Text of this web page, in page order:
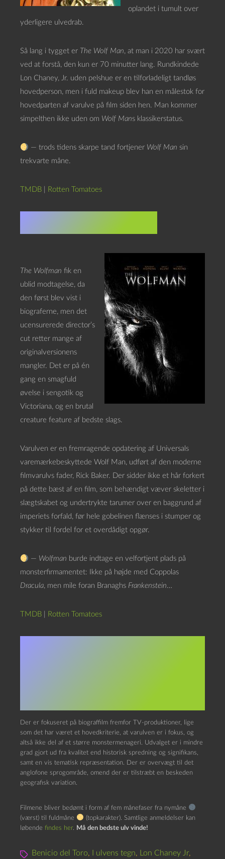
oplandet i tumult over
yderligere ulvedrab.
Så lang i tygget er The Wolf Man, at man i 2020 har svært
ved at forstå, den kun er 70 minutter lang. Rundkindede
Lon Chaney, Jr. uden pelshue er en tilforladeligt tandløs
hovedperson, men i fuld makeup blev han en målestok for
hovedparten af varulve på film siden hen. Man kommer
simpelthen ikke uden om Wolf Mans klassikerstatus.
— trods tidens skarpe tand fortjener Wolf Man sin
trekvarte måne.
TMDB Rotten Tomatoes
The Wolfman fik en
ublid modtagelse, da
den først blev vist i
biograferne, men det
ucensurerede director’s
cut retter mange af
originalversionens
mangler. Det er på én
gang en smagfuld
øvelse i sengotik og
Victoriana, og en brutal
creature feature af bedste slags.
Varulven er en fremragende opdatering af Universals
varemærkebeskyttede Wolf Man, udført af den moderne
filmvarulvs fader, Rick Baker. Der sidder ikke et hår forkert
på dette bæst af en film, som behændigt væver skeletter i
slægtskabet og undertrykte tarumer over en baggrund af
imperiets forfald, før hele gobelinen flænses i stumper og
stykker til fordel for et overdådigt opgør.
— Wolfman burde indtage en velfortjent plads på
monsterfirmamentet: Ikke på højde med Coppolas
Dracula, men mile foran Branaghs Frankenstein…
TMDB Rotten Tomatoes
Der er fokuseret på biograffilm fremfor TV-produktioner, lige
som det har været et hovedkriterie, at varulven er i fokus, og
altså ikke del af et større monstermenageri. Udvalget er i mindre
grad gjort ud fra kvalitet end historisk spredning og signifikans,
samt en vis tematisk repræsentation. Der er overvægt til det
anglofone sprogområde, omend der er tilstræbt en beskeden
geografisk variation.
Filmene bliver bedømt i form af fem månefaser fra nymåne
(værst) til fuldmåne
(topkarakter). Samtlige anmeldelser kan
løbende findes her. Må den bedste ulv vinde!
Benicio del Toro, I ulvens tegn, Lon Chaney Jr,